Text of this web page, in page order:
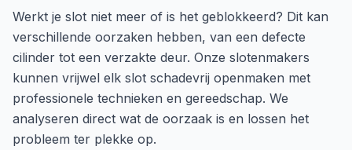
Werkt je slot niet meer of is het geblokkeerd? Dit kan
verschillende oorzaken hebben, van een defecte
cilinder tot een verzakte deur. Onze slotenmakers
kunnen vrijwel elk slot schadevrij openmaken met
professionele technieken en gereedschap. We
analyseren direct wat de oorzaak is en lossen het
probleem ter plekke op.